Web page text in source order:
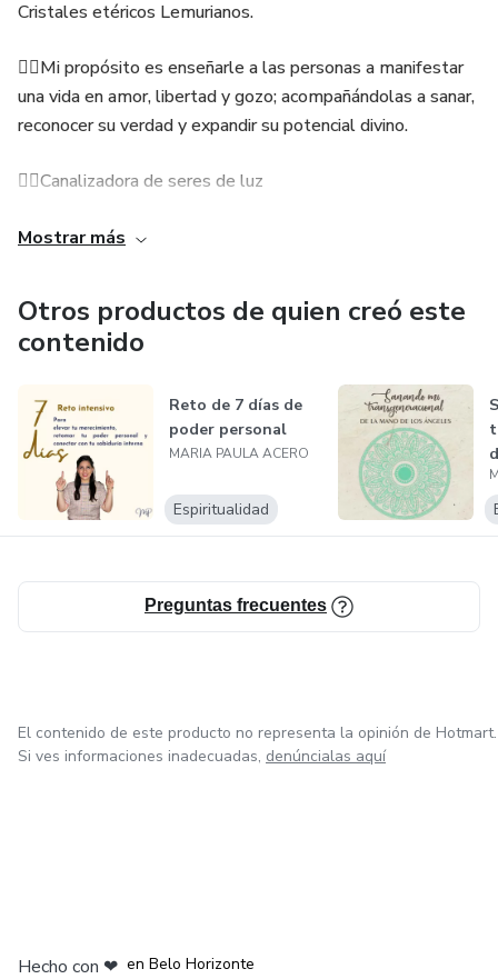
Cristales etéricos Lemurianos.
🧝‍♀️Mi propósito es enseñarle a las personas a manifestar
una vida en amor, libertad y gozo; acompañándolas a sanar,
reconocer su verdad y expandir su potencial divino.
🧚‍♀️Canalizadora de seres de luz
🧚‍♀️ Consultas personalizadas: canalización angelical,
🧚‍♀️Creadora de la Escuela de Alquimia Divina
Mostrar más
Otros productos de quien creó este
contenido
Reto de 7 días de
poder personal
MARIA PAULA ACERO
Espiritualidad
Preguntas frecuentes
El contenido de este producto no representa la opinión de Hotmart.
Si ves informaciones inadecuadas, denúncialas aquí
Hecho con ❤ en Belo Horizonte